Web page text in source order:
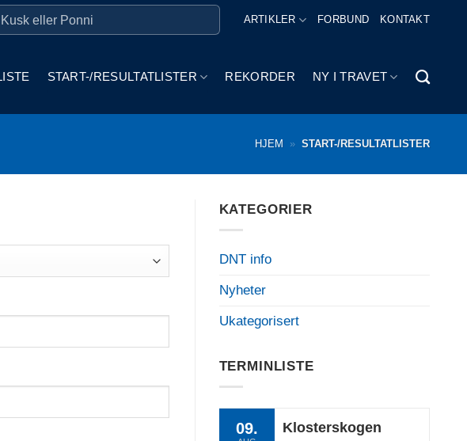
ARTIKLER FORBUND KONTAKT
START-/RESULTATLISTER REKORDER NY I TRAVET
HJEM » START-/RESULTATLISTER
KATEGORIER
DNT info
Nyheter
Ukategorisert
TERMINLISTE
09. Klosterskogen